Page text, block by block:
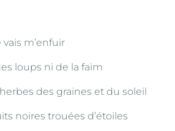
m’enfuir
loups ni de la faim
des graines et du soleil
noires trouées d’étoiles